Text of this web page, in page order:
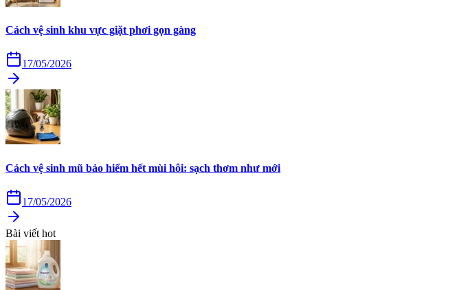
Cách vệ sinh khu vực giặt phơi gọn gàng
17/05/2026
Cách vệ sinh mũ bảo hiểm hết mùi hôi: sạch thơm như mới
17/05/2026
Bài viết hot